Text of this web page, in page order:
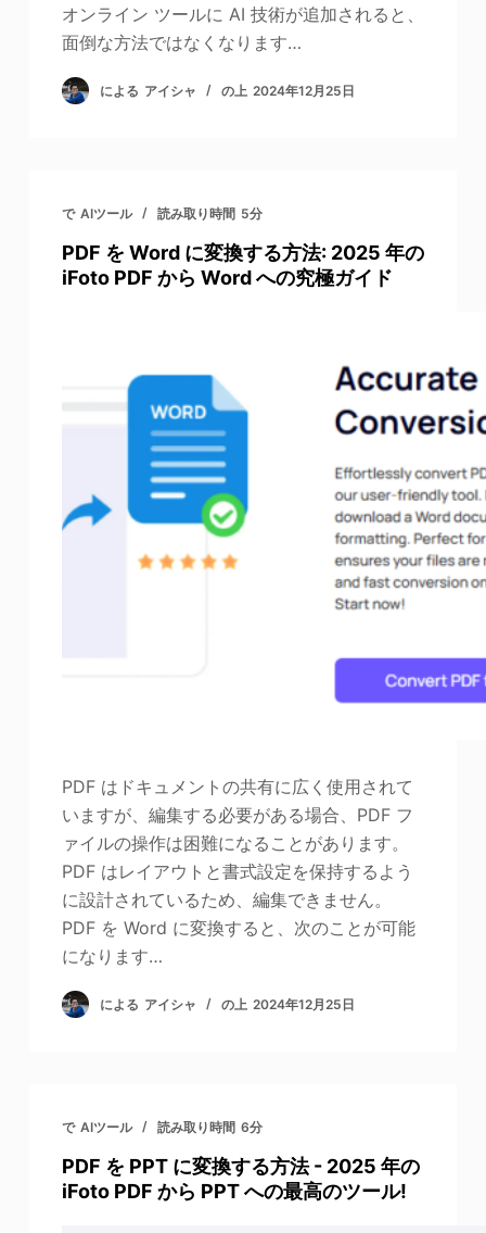
オンライン ツールに AI 技術が追加されると、
面倒な方法ではなくなります…
による アイシャ の上 2024年12月25日
で AIツール 読み取り時間 5分
PDF を Word に変換する方法: 2025 年の
iFoto PDF から Word への究極ガイド
PDF はドキュメントの共有に広く使用されて
いますが、編集する必要がある場合、PDF フ
ァイルの操作は困難になることがあります。
PDF はレイアウトと書式設定を保持するよう
に設計されているため、編集できません。
PDF を Word に変換すると、次のことが可能
になります…
による アイシャ の上 2024年12月25日
で AIツール 読み取り時間 6分
PDF を PPT に変換する方法 - 2025 年の
iFoto PDF から PPT への最高のツール!